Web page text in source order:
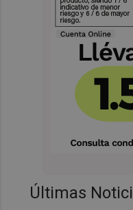
Últimas